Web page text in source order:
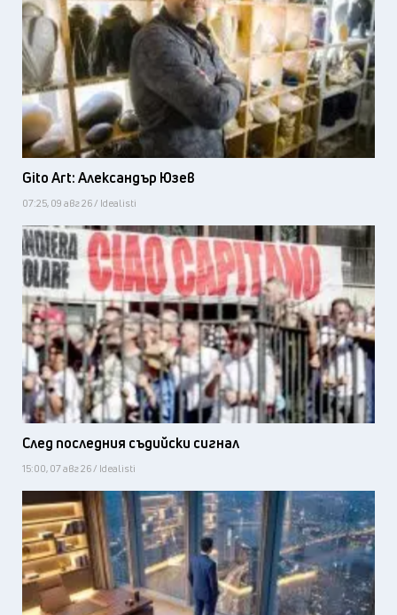
Gito Art: Александър Юзев
07:25, 09 авг 26 / Idealisti
След последния съдийски сигнал
15:00, 07 авг 26 / Idealisti